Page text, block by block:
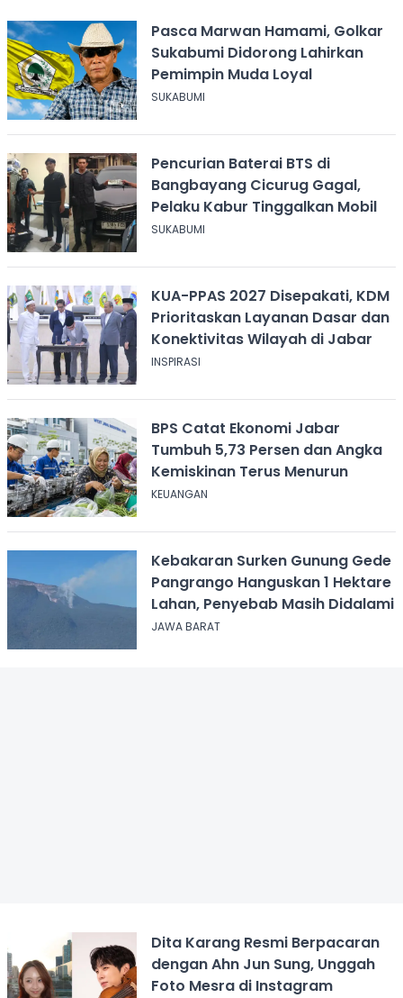
Pasca Marwan Hamami, Golkar
Sukabumi Didorong Lahirkan
Pemimpin Muda Loyal
SUKABUMI
Pencurian Baterai BTS di
Bangbayang Cicurug Gagal,
Pelaku Kabur Tinggalkan Mobil
SUKABUMI
KUA-PPAS 2027 Disepakati, KDM
Prioritaskan Layanan Dasar dan
Konektivitas Wilayah di Jabar
INSPIRASI
BPS Catat Ekonomi Jabar
Tumbuh 5,73 Persen dan Angka
Kemiskinan Terus Menurun
KEUANGAN
Kebakaran Surken Gunung Gede
Pangrango Hanguskan 1 Hektare
Lahan, Penyebab Masih Didalami
JAWA BARAT
Dita Karang Resmi Berpacaran
dengan Ahn Jun Sung, Unggah
Foto Mesra di Instagram